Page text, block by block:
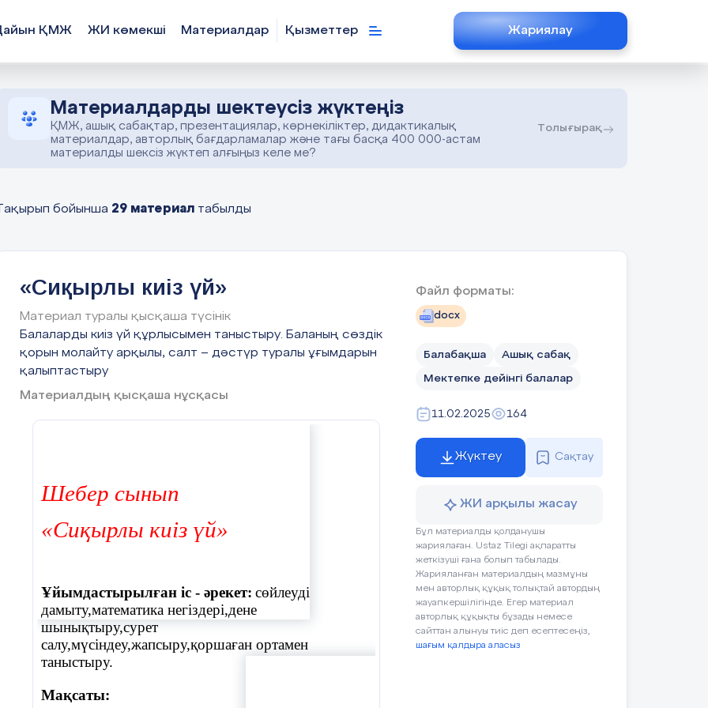
ҚМЖ ЖИ көмекші Материалдар Қызметтер Жариялау
Материалдарды шектеусіз жүктеңіз
ҚМЖ, ашық сабақтар, презентациялар, көрнекіліктер, дидактикалық
материалдар, авторлық бағдарламалар және тағы басқа 400 000-астам
материалды шексіз жүктеп алғыңыз келе ме?
Толығырақ
Тақырып бойынша 29 материал табылды
«Сиқырлы киіз үй»
Материал туралы қысқаша түсінік
Балаларды киіз үй құрлысымен таныстыру. Баланың сөздік
қорын молайту арқылы, салт – дәстүр туралы ұғымдарын
қалыптастыру
Материалдың қысқаша нұсқасы
Шебер сынып
«Сиқырлы киіз үй»
Ұйымдастырылған іс - әрекет: сөйлеуді
дамыту,математика негіздері,дене
шынықтыру,сурет
салу,мүсіндеу,жапсыру,қоршаған ортамен
таныстыру.
Мақсаты:
Файл форматы:
docx
Балабақша Ашық сабақ
Мектепке дейінгі балалар
11.02.2025 164
Жүктеу Сақтау
ЖИ арқылы жасау
Бұл материалды қолданушы
жариялаған. Ustaz Tilegi ақпаратты
жеткізуші ғана болып табылады.
Жарияланған материалдың мазмұны
мен авторлық құқық толықтай автордың
жауапкершілігінде. Егер материал
авторлық құқықты бұзады немесе
сайттан алынуы тиіс деп есептесеңіз,
шағым қалдыра аласыз